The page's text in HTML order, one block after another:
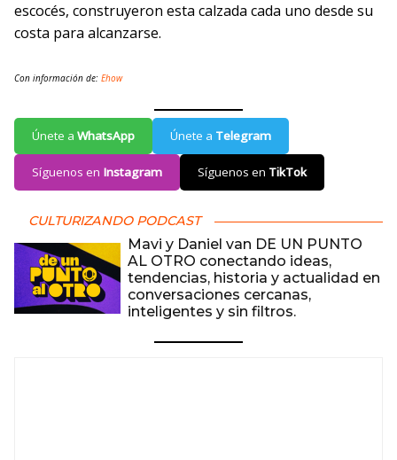
escocés, construyeron esta calzada cada uno desde su
costa para alcanzarse.
Con información de: Ehow
Únete a WhatsApp Únete a Telegram
Síguenos en Instagram Síguenos en TikTok
CULTURIZANDO PODCAST
Mavi y Daniel van DE UN PUNTO
AL OTRO conectando ideas,
tendencias, historia y actualidad en
conversaciones cercanas,
inteligentes y sin filtros.